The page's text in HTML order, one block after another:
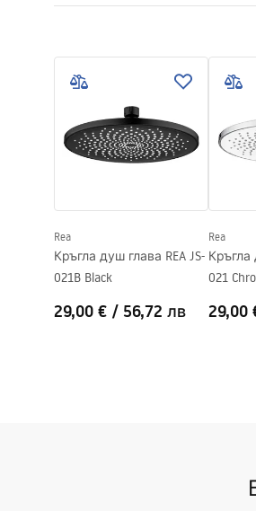
Начин на монтаж
Гаранция
Rea
Кръгла душ глава REA JS-
021B Black
29,00 € / 56,72 лв
Rea
Кръгла
021
29,00